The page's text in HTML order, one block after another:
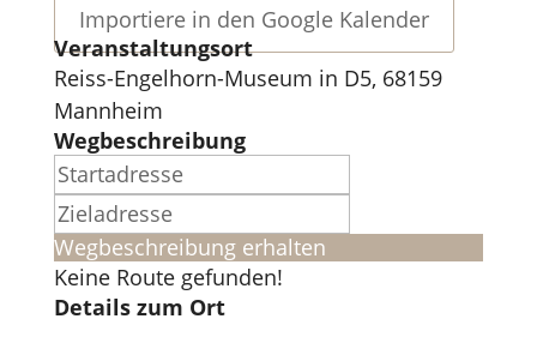
Importiere in den Google Kalender
Veranstaltungsort
Reiss-Engelhorn-Museum in D5, 68159
Mannheim
Wegbeschreibung
Wegbeschreibung erhalten
Keine Route gefunden!
Details zum Ort